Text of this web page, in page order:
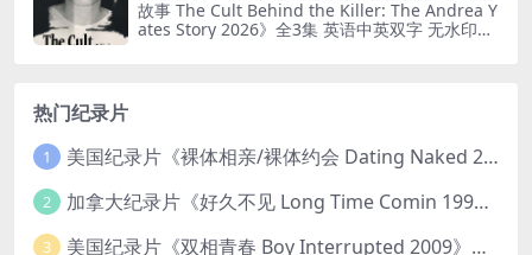
故事 The Cult Behind the Killer: The Andrea Y
ates Story 2026》全3集 英语中英双字 无水印纯
热门纪录片
1 美国纪录片《裸体相亲/裸体约会 Dating Naked 2014-2016》第1-3季全33集 英语中英双字 无水印纯净版 1080P/MKV/85.6G 裸体相亲真人秀
2 加拿大纪录片《好久不见 Long Time Comin 1993》英语中英双字 官方纯净版 1080P/MKV/1G 女同性艺术家
3 美国纪录片《双相青春 Boy Interrupted 2009》英语中英双字 官方纯净版 1080P/MKV/1.43G 青少年躁郁症